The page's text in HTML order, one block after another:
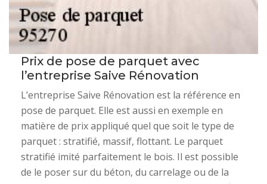
Prix de pose de parquet avec
l’entreprise Saive Rénovation
L’entreprise Saive Rénovation est la référence en
pose de parquet. Elle est aussi en exemple en
matière de prix appliqué quel que soit le type de
parquet : stratifié, massif, flottant. Le parquet
stratifié imité parfaitement le bois. Il est possible
de le poser sur du béton, du carrelage ou de la